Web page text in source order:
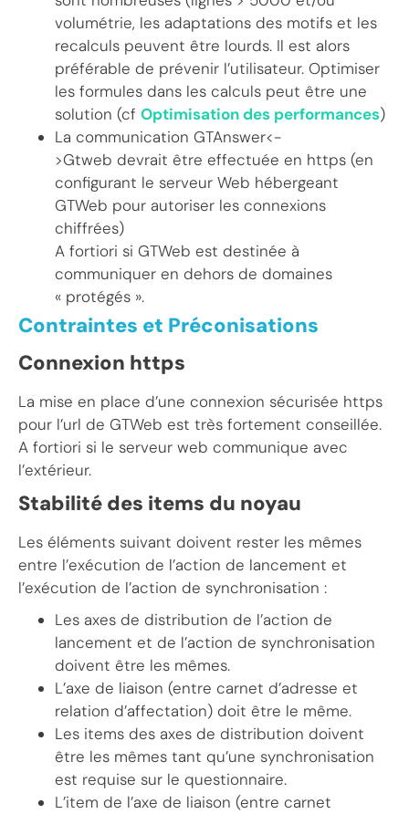
volumétrie, les adaptations des motifs et les
recalculs peuvent être lourds. Il est alors
préférable de prévenir l’utilisateur. Optimiser
les formules dans les calculs peut être une
solution (cf Optimisation des performances)
La communication GTAnswer<-
>Gtweb devrait être effectuée en https (en
configurant le serveur Web hébergeant
GTWeb pour autoriser les connexions
chiffrées)
A fortiori si GTWeb est destinée à
communiquer en dehors de domaines
« protégés ».
Contraintes et Préconisations
Connexion https
La mise en place d’une connexion sécurisée https
pour l’url de GTWeb est très fortement conseillée.
A fortiori si le serveur web communique avec
l’extérieur.
Stabilité des items du noyau
Les éléments suivant doivent rester les mêmes
entre l’exécution de l’action de lancement et
l’exécution de l’action de synchronisation :
Les axes de distribution de l’action de
lancement et de l’action de synchronisation
doivent être les mêmes.
L’axe de liaison (entre carnet d’adresse et
relation d’affectation) doit être le même.
Les items des axes de distribution doivent
être les mêmes tant qu’une synchronisation
est requise sur le questionnaire.
L’item de l’axe de liaison (entre carnet